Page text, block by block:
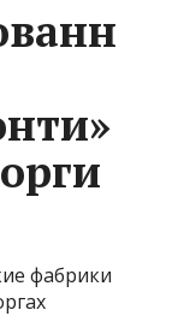
фабрики